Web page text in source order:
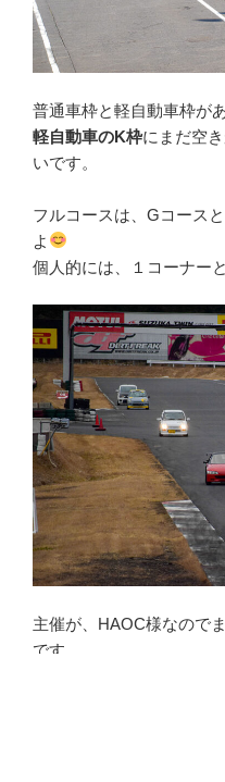
普通車枠と軽自動車枠が
軽自動車のK枠にまだ空
いです。
フルコースは、Gコース
よ
個人的には、１コーナー
主催が、HAOC様なので
です。